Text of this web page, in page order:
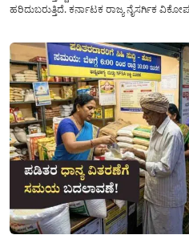
ಹರಿದುಬರುತ್ತಿದೆ. ಕರ್ನಾಟಕ ರಾಜ್ಯ ನೈಸರ್ಗಿಕ